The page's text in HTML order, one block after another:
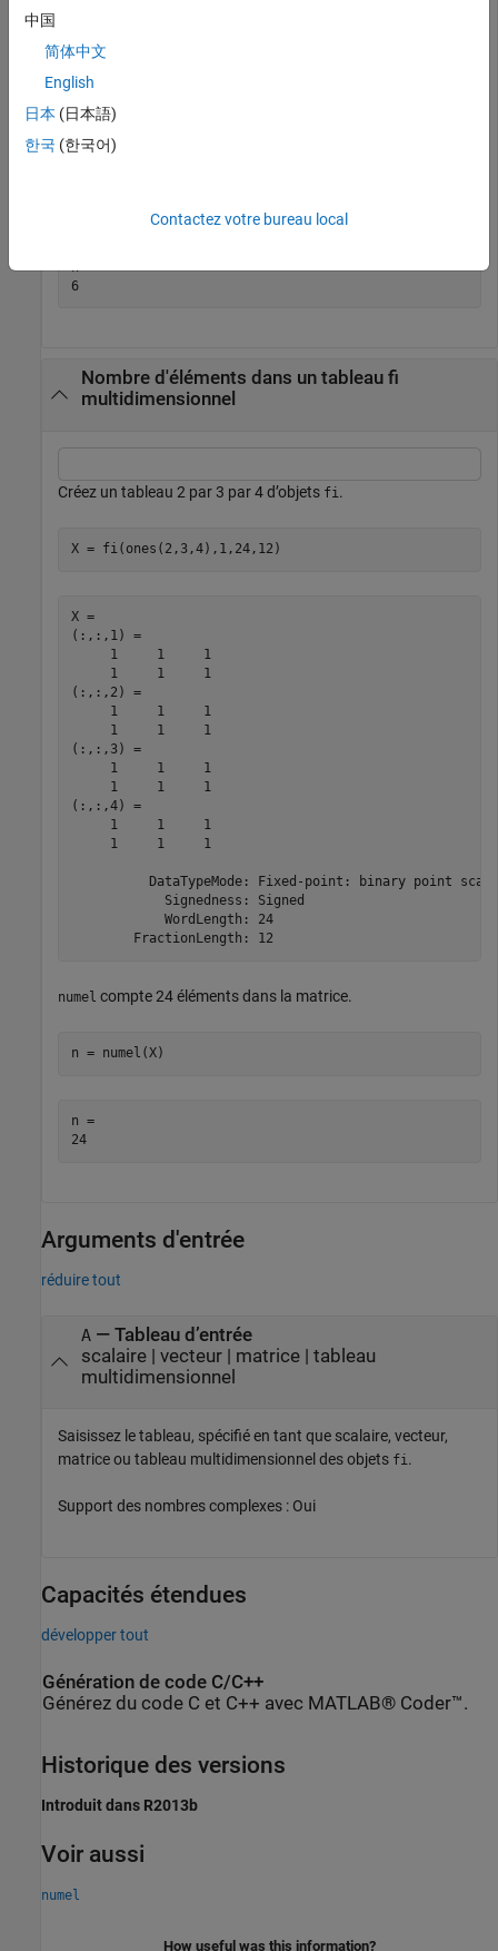
            Signedness: Signed
numelcompte 6 éléments dans la matrice.
n =
6
Nombre d'éléments dans un tableau fi
multidimensionnel
Créez un tableau 2 par 3 par 4 d’objets fi .
X = fi(ones(2,3,4),1,24,12)
X =
(:,:,1) =
     1     1     1
     1     1     1
(:,:,2) =
     1     1     1
     1     1     1
(:,:,3) =
     1     1     1
     1     1     1
(:,:,4) =
     1     1     1
     1     1     1
DataTypeMode: Fixed-point: binary point
            Signedness: Signed
            WordLength: 24
numel compte 24 éléments dans la matrice.
n = numel(X)
n =
24
Arguments d'entrée
réduire tout
A— Tableau d’entrée
scalaire| vecteur| matrice| tableau
multidimensionnel
Saisissez le tableau, spécifié en tant que scalaire, vecteur,
matrice ou tableau multidimensionnel des objets fi.
Support des nombres complexes : Oui
Capacités étendues
développer tout
Génération de code C/C++
Générez du code C et C++ avec MATLAB® Coder™.
Historique des versions
Introduit dans R2013b
Voir aussi
numel
How useful was this information?
中国
简体中文
English
日本 (日本語)
한국 (한국어)
Contactez votre bureau local